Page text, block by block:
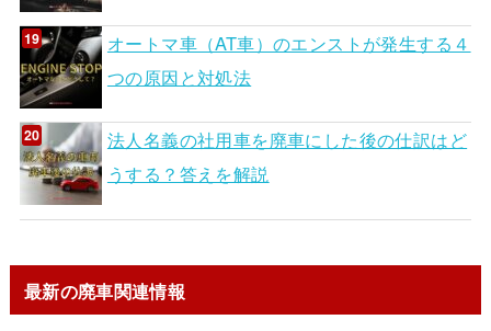
オートマ車（AT車）のエンストが発生する４
つの原因と対処法
法人名義の社用車を廃車にした後の仕訳はど
うする？答えを解説
最新の廃車関連情報